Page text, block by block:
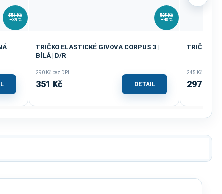
551 Kč
–39 %
585 Kč
–40 %
TRIČKO ELASTICKÉ GIVOVA CORPUS 3 |
BÍLÁ | D/R
290 Kč bez DPH
351 Kč DETAIL
TRIČKO
245 Kč bez
297 Kč